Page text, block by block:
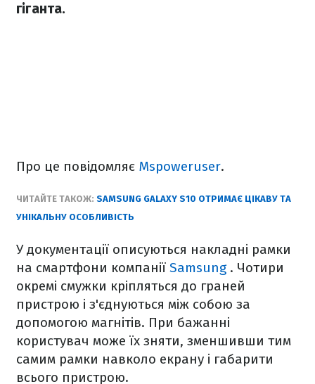
гіганта.
Про це повідомляє Mspoweruser.
ЧИТАЙТЕ ТАКОЖ: SAMSUNG GALAXY S10 ОТРИМАЄ ЦІКАВУ ТА
УНІКАЛЬНУ ОСОБЛИВІСТЬ
У документації описуються накладні рамки
на смартфони компанії Samsung . Чотири
окремі смужки кріпляться до граней
пристрою і з'єднуються між собою за
допомогою магнітів. При бажанні
користувач може їх зняти, зменшивши тим
самим рамки навколо екрану і габарити
всього пристрою.